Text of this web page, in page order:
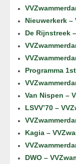
Nieuwerkerk –
De Rijnstreek
Programma
Van Nispen –
LSVV’70 –
Kagia –
DWO –